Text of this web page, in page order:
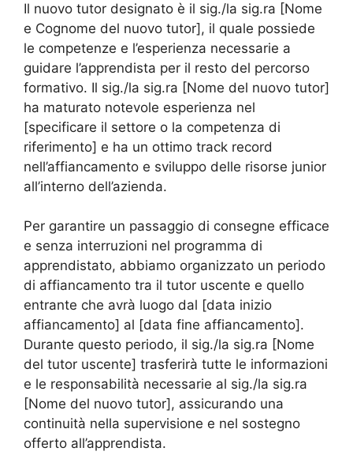
Il nuovo tutor designato è il sig./la sig.ra [Nome
e Cognome del nuovo tutor], il quale possiede
le competenze e l’esperienza necessarie a
guidare l’apprendista per il resto del percorso
formativo. Il sig./la sig.ra [Nome del nuovo tutor]
ha maturato notevole esperienza nel
[specificare il settore o la competenza di
riferimento] e ha un ottimo track record
nell’affiancamento e sviluppo delle risorse junior
all’interno dell’azienda.
Per garantire un passaggio di consegne efficace
e senza interruzioni nel programma di
apprendistato, abbiamo organizzato un periodo
di affiancamento tra il tutor uscente e quello
entrante che avrà luogo dal [data inizio
affiancamento] al [data fine affiancamento].
Durante questo periodo, il sig./la sig.ra [Nome
del tutor uscente] trasferirà tutte le informazioni
e le responsabilità necessarie al sig./la sig.ra
[Nome del nuovo tutor], assicurando una
continuità nella supervisione e nel sostegno
offerto all’apprendista.